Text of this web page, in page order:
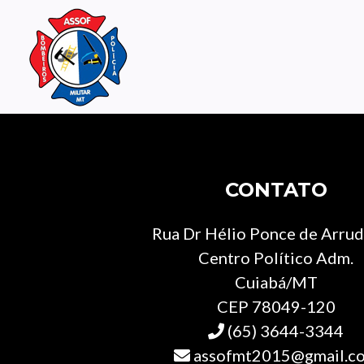
CONTATO
Rua Dr Hélio Ponce de
Centro Político Adm.
Cuiabá/MT
CEP 78049-120
(65) 3644-3344